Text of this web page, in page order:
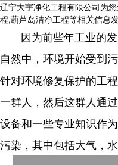
辽宁大宇净化工程有限公司为
程,葫芦岛洁净工程等相关信息
因为前些年工业的发
自然中，环境开始受到
针对环境修复保护的工
一群人，然后这群人通
设备和一些专业知识作
污染，其中包括大气，